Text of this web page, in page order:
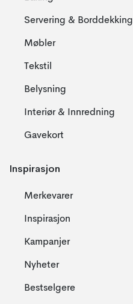
Servering & Borddekking
Møbler
Tekstil
Belysning
Interiør & Innredning
Gavekort
Inspirasjon
Merkevarer
Inspirasjon
Kampanjer
Nyheter
Bestselgere